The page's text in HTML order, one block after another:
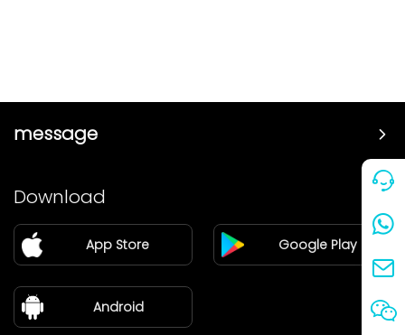
message
Partner
Blog
about Us
Download
App Store Google Play
Android